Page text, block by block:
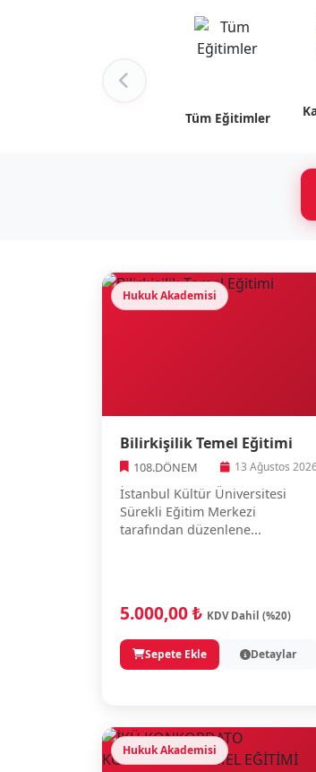
Tüm Eğitimler
Hukuk Akademisi
Bilirkişilik Temel Eğitimi
108.DÖNEM 13 Ağustos
İstanbul Kültür Üniversitesi
Sürekli Eğitim Merkezi
tarafından düzenlene...
5.000,00 ₺ KDV Dahil (%20)
Sepete Ekle Detaylar
Hukuk Akademisi